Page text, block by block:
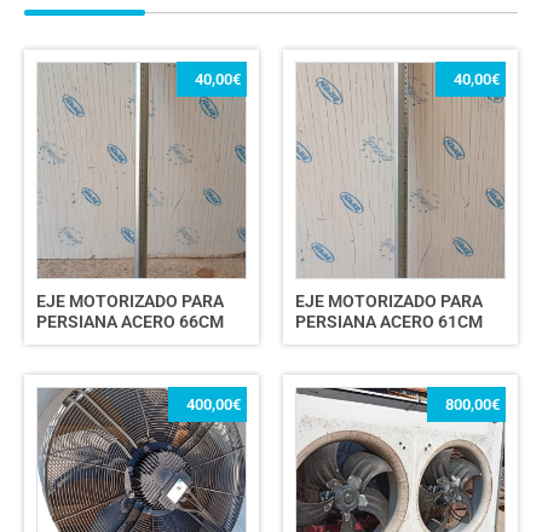
EJE MOTORIZADO PARA
PERSIANA ACERO 66CM
40,00€
EJE MOTORIZADO PARA
PERSIANA ACERO 61CM
40,00€
400,00€ 800,00€